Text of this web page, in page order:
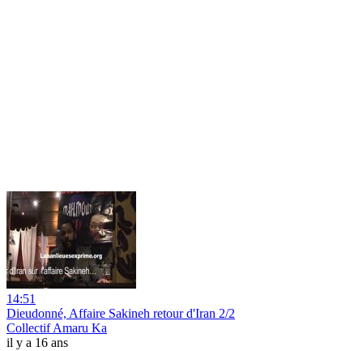
14:51
Dieudonné, Affaire Sakineh retour d'Iran 2/2
Collectif Amaru Ka
il y a 16 ans